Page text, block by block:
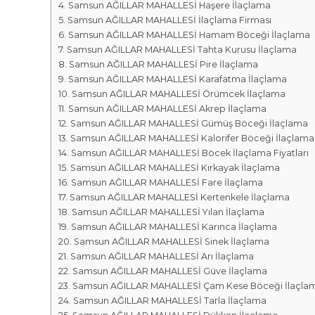
m
a
l
a
r
ı
k
a
s
ı
Samsun AĞILLAR MAHALLESİ Haşere İlaçlama
Samsun AĞILLAR MAHALLESİ İlaçlama Firması
Samsun AĞILLAR MAHALLESİ Hamam Böceği İlaçlama
Samsun AĞILLAR MAHALLESİ Tahta Kurusu İlaçlama
Samsun AĞILLAR MAHALLESİ Pire İlaçlama
Samsun AĞILLAR MAHALLESİ Karafatma İlaçlama
Samsun AĞILLAR MAHALLESİ Örümcek İlaçlama
Samsun AĞILLAR MAHALLESİ Akrep İlaçlama
Samsun AĞILLAR MAHALLESİ Gümüş Böceği İlaçlama
Samsun AĞILLAR MAHALLESİ Kalorifer Böceği İlaçlama
Samsun AĞILLAR MAHALLESİ Böcek İlaçlama Fiyatları
Samsun AĞILLAR MAHALLESİ Kırkayak İlaçlama
Samsun AĞILLAR MAHALLESİ Fare İlaçlama
Samsun AĞILLAR MAHALLESİ Kertenkele İlaçlama
Samsun AĞILLAR MAHALLESİ Yılan İlaçlama
Samsun AĞILLAR MAHALLESİ Karınca İlaçlama
Samsun AĞILLAR MAHALLESİ Sinek İlaçlama
Samsun AĞILLAR MAHALLESİ Arı İlaçlama
Samsun AĞILLAR MAHALLESİ Güve İlaçlama
Samsun AĞILLAR MAHALLESİ Çam Kese Böceği
Samsun AĞILLAR MAHALLESİ Tarla İlaçlama